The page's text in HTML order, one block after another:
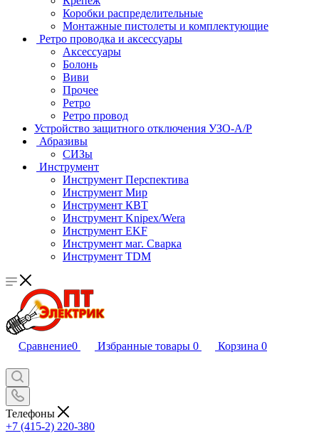
Коробки распределительные
Монтажные пистолеты и комплектующие
Ретро проводка и аксессуары
Аксессуары
Болонь
Виви
Прочее
Ретро
Ретро провод
Устройство защитного отключения УЗО-А/Р
Абразивы
СИЗы
Инструмент
Инструмент Перспектива
Инструмент Мир
Инструмент КВТ
Инструмент Knipex/Wera
Инструмент EKF
Инструмент маг. Сварка
Инструмент TDM
Сравнение0 Избранные товары 0 Корзина 0
Телефоны
+7 (415-2) 220-380